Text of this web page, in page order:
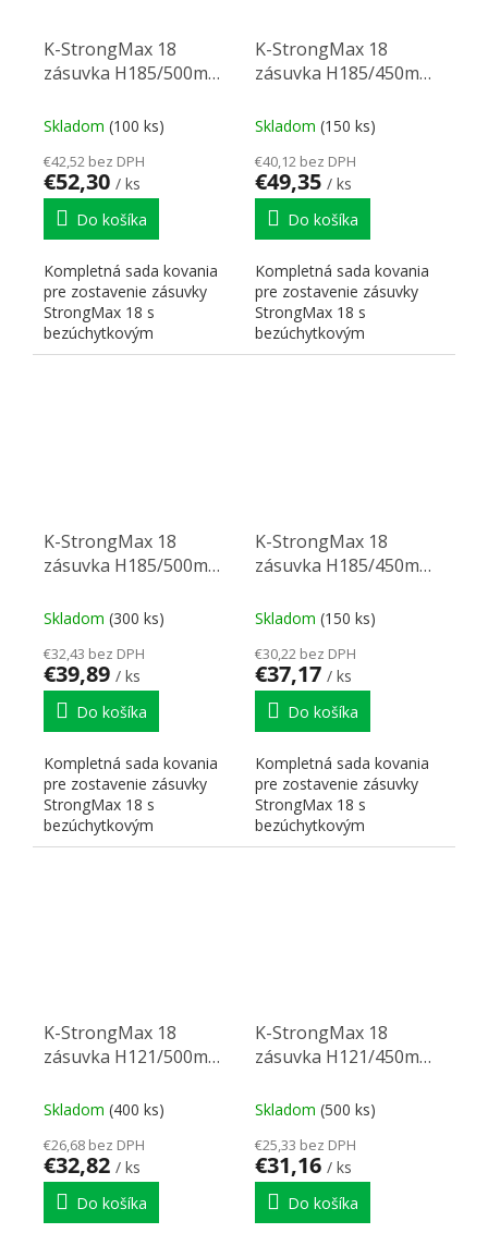
K-StrongMax 18
zásuvka H185/500mm
Skladom (100 ks)
€42,52 bez DPH
€52,30 / ks
Do košíka
Kompletná sada kovania
pre zostavenie zásuvky
StrongMax 18 s
bezúchytkovým
otváraním" "PUSH". Nutné
K-StrongMax 18
zásuvka H185/450mm
Skladom (150 ks)
€40,12 bez DPH
€49,35 / ks
Do košíka
Kompletná sada kovania
pre zostavenie zásuvky
StrongMax 18 s
bezúchytkovým
otváraním" "PUSH". Nutné
K-StrongMax 18
zásuvka H185/500mm
Skladom (300 ks)
€32,43 bez DPH
€39,89 / ks
Do košíka
Kompletná sada kovania
pre zostavenie zásuvky
StrongMax 18 s
bezúchytkovým
otváraním" "PUSH". Nutné
K-StrongMax 18
zásuvka H185/450mm
Skladom (150 ks)
€30,22 bez DPH
€37,17 / ks
Do košíka
Kompletná sada kovania
pre zostavenie zásuvky
StrongMax 18 s
bezúchytkovým
otváraním" "PUSH". Nutné
K-StrongMax 18
zásuvka H121/500mm
Skladom (400 ks)
€26,68 bez DPH
€32,82 / ks
Do košíka
K-StrongMax 18
zásuvka H121/450mm
Skladom (500 ks)
€25,33 bez DPH
€31,16 / ks
Do košíka